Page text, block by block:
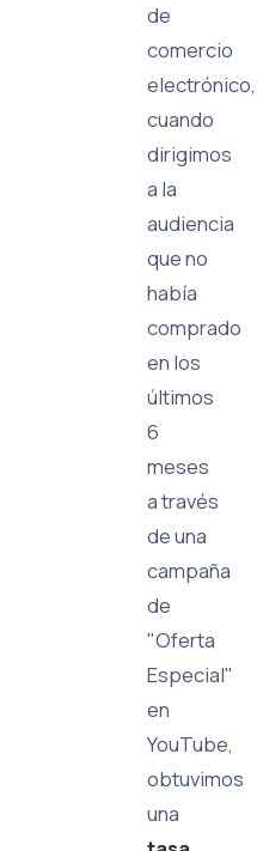
de
comercio
electrónico,
cuando
dirigimos
a la
audiencia
que no
había
comprado
en los
últimos
6
meses
a través
de una
campaña
de
"Oferta
Especial"
en
YouTube,
obtuvimos
una